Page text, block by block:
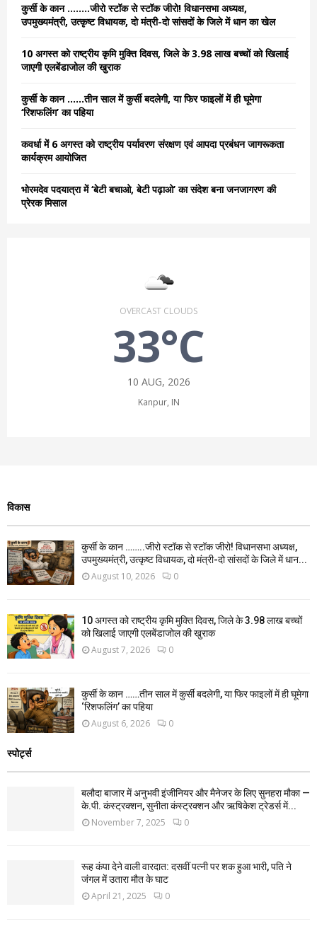
r
कुर्सी के कान ……..जीरो स्टॉक से स्टॉक जीरो! विधानसभा अध्यक्ष,
उपमुख्यमंत्री, उत्कृष्ट विधायक, दो मंत्री-दो सांसदों के जिले में धान का खेल
10 अगस्त को राष्ट्रीय कृमि मुक्ति दिवस, जिले के 3.98 लाख बच्चों को खिलाई
जाएगी एलबेंडाजोल की खुराक
कुर्सी के कान ……तीन साल में कुर्सी बदलेगी, या फिर फाइलों में ही घूमेगा
‘रिशफलिंग’ का पहिया
कवर्धा में 6 अगस्त को राष्ट्रीय पर्यावरण संरक्षण एवं आपदा प्रबंधन जागरूकता
कार्यक्रम आयोजित
भोरमदेव पदयात्रा में ‘बेटी बचाओ, बेटी पढ़ाओ’ का संदेश बना जनजागरण की
प्रेरक मिसाल
OVERCAST CLOUDS
33°C
10 AUG, 2026
Kanpur, IN
विकास
कुर्सी के कान ……..जीरो स्टॉक से स्टॉक जीरो! विधानसभा अध्यक्ष,
उपमुख्यमंत्री, उत्कृष्ट विधायक, दो मंत्री-दो सांसदों के जिले में धान...
August 10, 2026 0
10 अगस्त को राष्ट्रीय कृमि मुक्ति दिवस, जिले के 3.98 लाख बच्चों
को खिलाई जाएगी एलबेंडाजोल की खुराक
August 7, 2026 0
कुर्सी के कान ……तीन साल में कुर्सी बदलेगी, या फिर फाइलों में ही घूमेगा
‘रिशफलिंग’ का पहिया
August 6, 2026 0
स्पोर्ट्स
बलौदा बाजार में अनुभवी इंजीनियर और मैनेजर के लिए सुनहरा मौका —
के.पी. कंस्ट्रक्शन, सुनीता कंस्ट्रक्शन और ऋषिकेश ट्रेडर्स में...
November 7, 2025 0
रूह कंपा देने वाली वारदात: दसवीं पत्नी पर शक हुआ भारी, पति ने
जंगल में उतारा मौत के घाट
April 21, 2025 0